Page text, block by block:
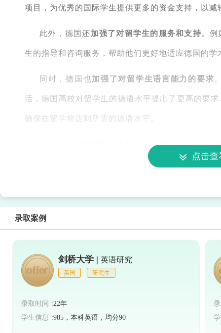
项目，为优秀的国际学生提供更多的资金支持，以减
此外，德国还加强了对留学生的服务和支持。例
生的指导和咨询服务，帮助他们更好地适应德国的学
同时，德国也加强了对留学生语言能力的要求
活，德国高校对留学生的德语水平提出了更高的要
确保在留学前达到所需的德语水平。
总之，2024年德国留学政策的调整旨在提供更
生前来深造。这些政策调整将有助于提升德国的国
点击
录取案例
剑桥大学 | 英语研究
英国 研究生
录取时间：22年
学生信息：985，本科英语，均分90